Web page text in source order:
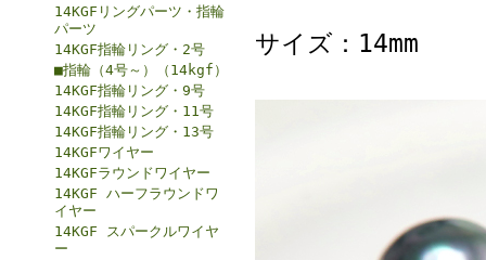
14KGFリングパーツ・指輪
パーツ
14KGF指輪リング・2号
■指輪（4号～）（14kgf）
14KGF指輪リング・9号
14KGF指輪リング・11号
14KGF指輪リング・13号
14KGFワイヤー
14KGFラウンドワイヤー
14KGF ハーフラウンドワ
イヤー
14KGF スパークルワイヤ
ー
サイズ：14mm